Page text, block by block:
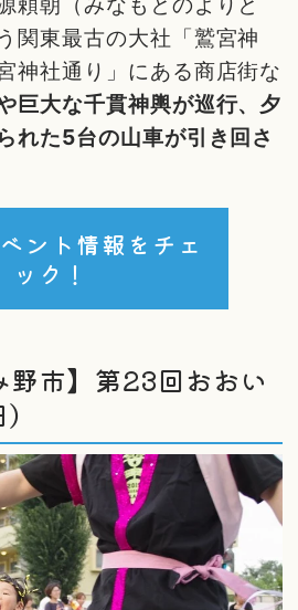
関東最古の大社「鷲宮神
神社通り」にある商店街な
巨大な千貫神輿が巡行、夕
れた5台の山車が引き回さ
ント情報をチェ
ック！
野市】第23回おおい